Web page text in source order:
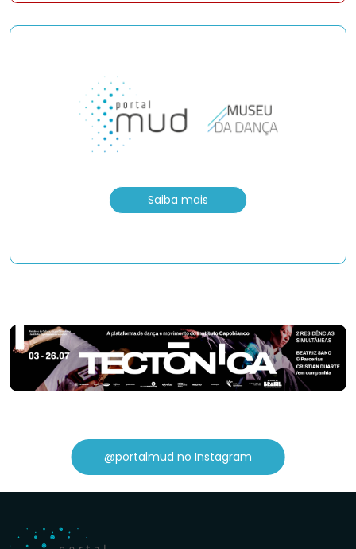
Saiba mais
@portalmud no Instagram